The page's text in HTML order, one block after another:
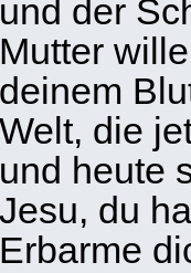
und der
Mutter
deinem
Welt, die
und heute
Jesu, du
Erbarme